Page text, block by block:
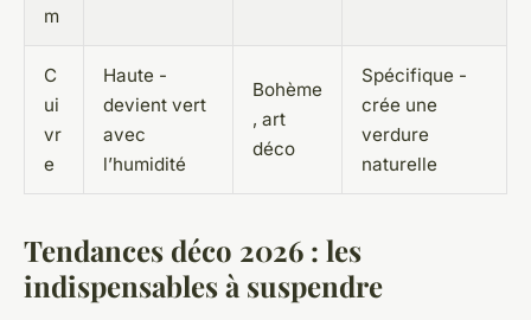
m
C
ui
vr
e
Haute -
devient vert
avec
l’humidité
Bohème
, art
déco
Spécifique -
crée une
verdure
naturelle
Tendances déco 2026 : les
indispensables à suspendre